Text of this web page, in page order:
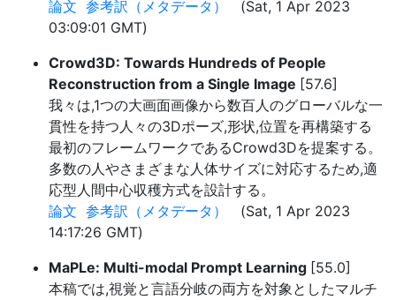
論文 参考訳（メタデータ）
(Sat, 1 Apr 2023
03:09:01 GMT)
Crowd3D: Towards Hundreds of People
Reconstruction from a Single Image [57.6]
我々は,1つの大画面画像から数百人のグローバルな一
貫性を持つ人々の3Dポーズ,形状,位置を再構築する
最初のフレームワークであるCrowd3Dを提案する。
多数の人やさまざまな人体サイズに対応するため,適
応型人間中心収穫方式を設計する。
論文 参考訳（メタデータ）
(Sat, 1 Apr 2023
14:17:26 GMT)
MaPLe: Multi-modal Prompt Learning [55.0]
本稿では,視覚と言語分岐の両方を対象としたマルチ